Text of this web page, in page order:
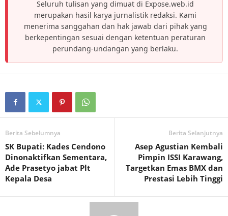
Seluruh tulisan yang dimuat di Expose.web.id
merupakan hasil karya jurnalistik redaksi. Kami
menerima sanggahan dan hak jawab dari pihak yang
berkepentingan sesuai dengan ketentuan peraturan
perundang-undangan yang berlaku.
Berita Sebelumnya
SK Bupati: Kades Cendono
Dinonaktifkan Sementara,
Ade Prasetyo jabat Plt
Kepala Desa
Berita Selanjutnya
Asep Agustian Kembali
Pimpin ISSI Karawang,
Targetkan Emas BMX dan
Prestasi Lebih Tinggi